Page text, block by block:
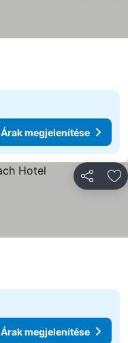
Árak megjelenítése
Árak megjelenítése